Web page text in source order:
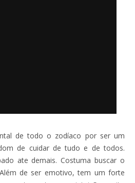
de todo o zodíaco por ser um
de cuidar de tudo e de todos.
ate demais. Costuma buscar o
de ser emotivo, tem um forte